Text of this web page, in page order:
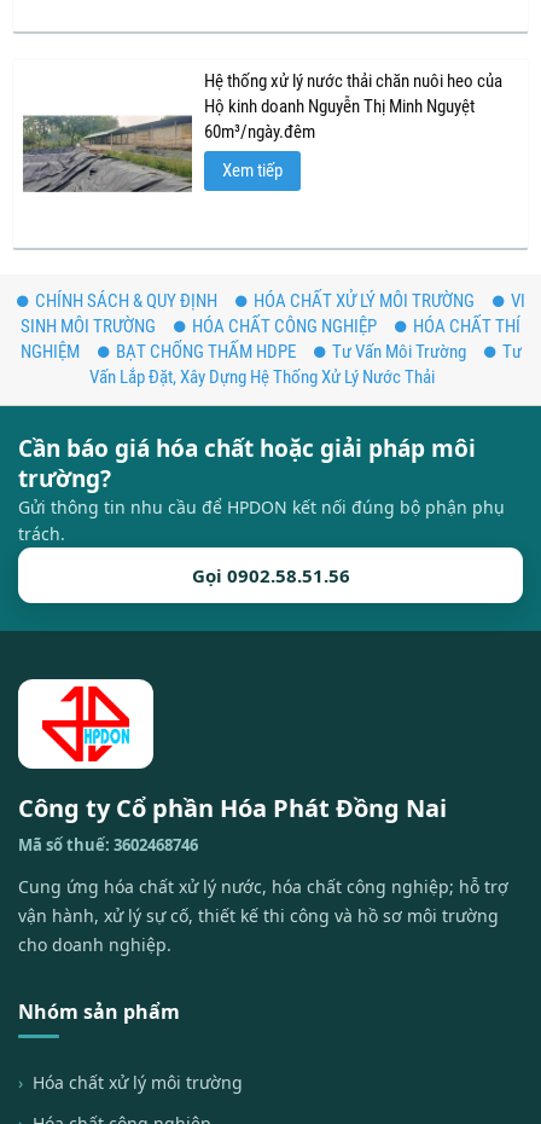
Hệ thống xử lý nước thải chăn nuôi heo của
Hộ kinh doanh Nguyễn Thị Minh Nguyệt
60m³/ngày.đêm
Xem tiếp
CHÍNH SÁCH & QUY ĐỊNH HÓA CHẤT XỬ LÝ MÔI TRƯỜNG
VI
SINH MÔI TRƯỜNG
HÓA CHẤT CÔNG NGHIỆP
HÓA CHẤT THÍ
NGHIỆM
BẠT CHỐNG THẤM HDPE Tư Vấn Môi Trường
Tư
Vấn Lắp Đặt, Xây Dựng Hệ Thống Xử Lý Nước Thải
Cần báo giá hóa chất hoặc giải pháp môi
trường?
Gửi thông tin nhu cầu để HPDON kết nối đúng bộ phận phụ
trách.
Gọi 0902.58.51.56
Công ty Cổ phần Hóa Phát Đồng Nai
Mã số thuế: 3602468746
Cung ứng hóa chất xử lý nước, hóa chất công nghiệp; hỗ trợ
vận hành, xử lý sự cố, thiết kế thi công và hồ sơ môi trường
cho doanh nghiệp.
Nhóm sản phẩm
Hóa chất xử lý môi trường